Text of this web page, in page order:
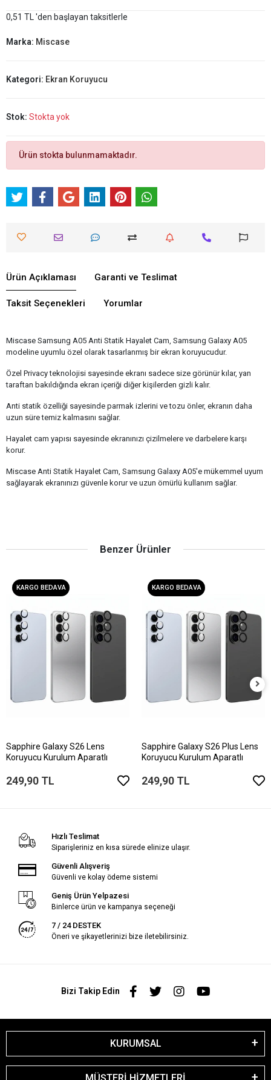
0,51 TL 'den başlayan taksitlerle
Marka: Miscase
Kategori: Ekran Koruyucu
Stok: Stokta yok
Ürün stokta bulunmamaktadır.
Ürün Açıklaması Garanti ve Teslimat
Taksit Seçenekleri Yorumlar
Miscase Samsung A05 Anti Statik Hayalet Cam, Samsung Galaxy A05
modeline uyumlu özel olarak tasarlanmış bir ekran koruyucudur.
Özel Privacy teknolojisi sayesinde ekranı sadece size görünür kılar, yan
taraftan bakıldığında ekran içeriği diğer kişilerden gizli kalır.
Anti statik özelliği sayesinde parmak izlerini ve tozu önler, ekranın daha
uzun süre temiz kalmasını sağlar.
Hayalet cam yapısı sayesinde ekranınızı çizilmelere ve darbelere karşı
korur.
Miscase Anti Statik Hayalet Cam, Samsung Galaxy A05'e mükemmel uyum
sağlayarak ekranınızı güvenle korur ve uzun ömürlü kullanım sağlar.
Benzer Ürünler
KARGO BEDAVA
Sapphire Galaxy S26 Lens
Koruyucu Kurulum Aparatlı
249,90 TL
KARGO BEDAVA
Sapphire Galaxy S26 Plus Lens
Koruyucu Kurulum Aparatlı
249,90 TL
Hızlı Teslimat
Siparişleriniz en kısa sürede elinize ulaşır.
Güvenli Alışveriş
Güvenli ve kolay ödeme sistemi
Geniş Ürün Yelpazesi
Binlerce ürün ve kampanya seçeneği
7 / 24 DESTEK
Öneri ve şikayetlerinizi bize iletebilirsiniz.
Bizi Takip Edin
KURUMSAL